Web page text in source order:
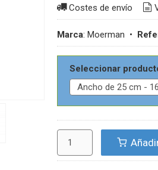
Costes de envío
Marca: Moerman •
Seleccionar